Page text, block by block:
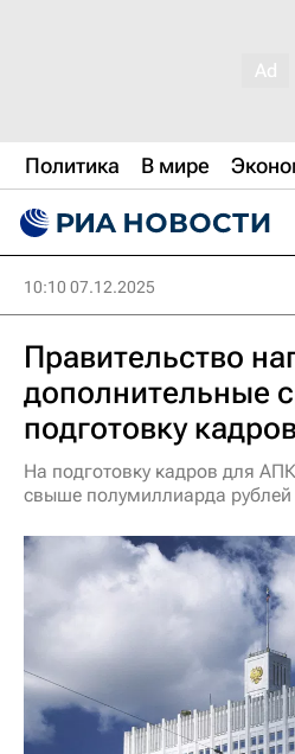
Политика В мире
10:10 07.12.2025
Правительство
дополнительные
подготовку
На подготовку кадров для
свыше полумиллиарда рублей